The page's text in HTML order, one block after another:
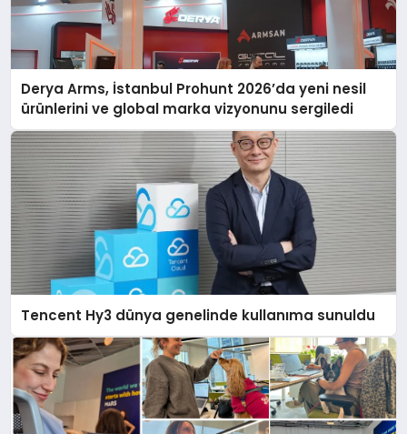
Derya Arms, İstanbul Prohunt 2026’da yeni nesil
ürünlerini ve global marka vizyonunu sergiledi
Tencent Hy3 dünya genelinde kullanıma sunuldu